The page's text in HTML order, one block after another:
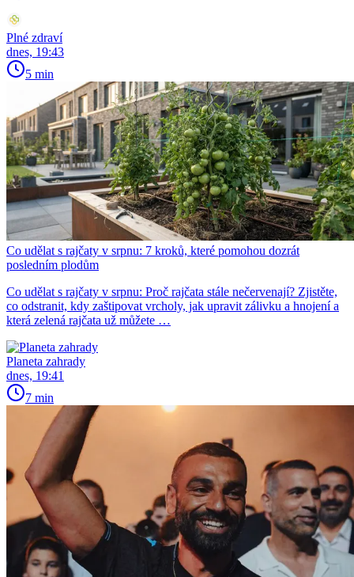
Plné zdraví
dnes, 19:43
5 min
Co udělat s rajčaty v srpnu: 7 kroků, které pomohou dozrát
posledním plodům
Co udělat s rajčaty v srpnu: Proč rajčata stále nečervenají? Zjistěte,
co odstranit, kdy zaštipovat vrcholy, jak upravit zálivku a hnojení a
která zelená rajčata už můžete …
Planeta zahrady
dnes, 19:41
7 min